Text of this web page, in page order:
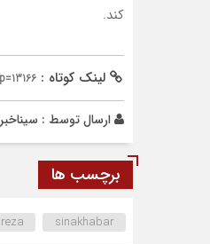
کند.
لینک کوتاه :
ارسال توسط : سیناخبر
برچسب ها
sinakhabar